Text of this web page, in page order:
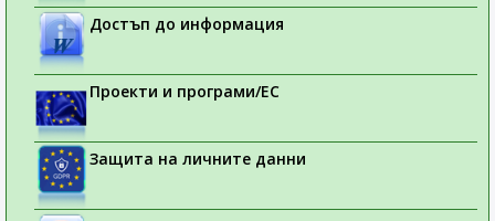
Достъп до информация
Проекти и програми/ЕС
Защита на личните данни